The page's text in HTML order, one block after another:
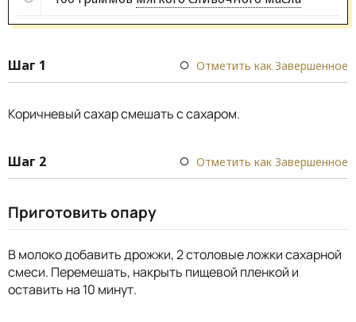
Шаг 1 Отметить как Завершенное
Коричневый сахар смешать с сахаром.
Шаг 2 Отметить как Завершенное
Приготовить опару
В молоко добавить дрожжи, 2 столовые ложки сахарной
смеси. Перемешать, накрыть пищевой пленкой и
оставить на 10 минут.